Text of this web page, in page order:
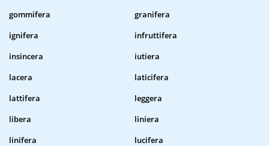
gommifera
granifera
ignifera
infruttifera
insincera
iutiera
lacera
laticifera
lattifera
leggera
libera
liniera
linifera
lucifera